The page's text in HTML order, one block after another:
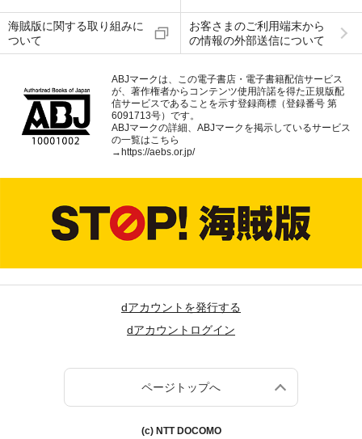
海賊版に関する取り組みに
ついて
お客さまのご利用端末から
の情報の外部送信について
ABJマークは、この電子書店・電子書籍配信サービス
が、著作権者からコンテンツ使用許諾を得た正規版配
信サービスであることを示す登録商標（登録番号 第
6091713号）です。
ABJマークの詳細、ABJマークを掲示しているサービス
の一覧はこちら
→ https://aebs.or.jp/
dアカウントを発行する
dアカウントログイン
ページトップへ
(c) NTT DOCOMO